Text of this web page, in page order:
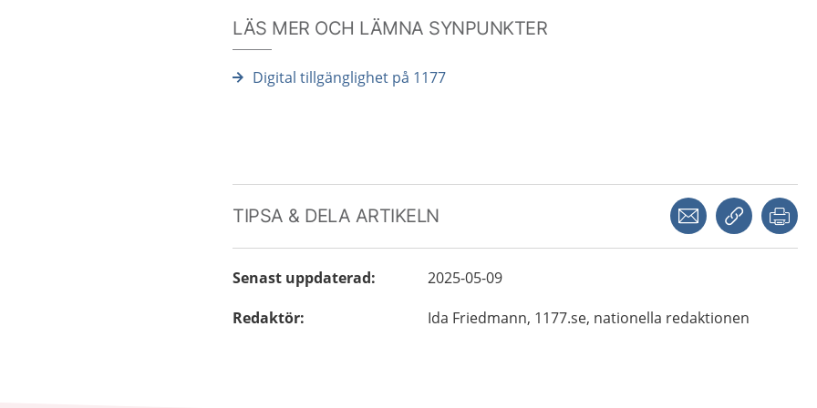
LÄS MER OCH LÄMNA SYNPUNKTER
Digital tillgänglighet på 1177
TIPSA & DELA ARTIKELN Dela via mejlKopiera länk
Senast uppdaterad:
2025-05-09
Redaktör: Ida Friedmann, 1177.se, nationella redaktionen